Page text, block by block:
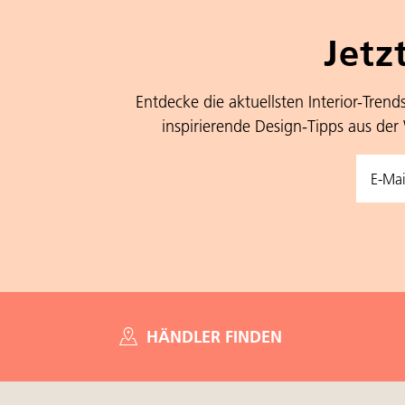
Entdecke die aktuellsten Interior-
inspirierende Design-Tipps aus
HÄNDLER FINDEN